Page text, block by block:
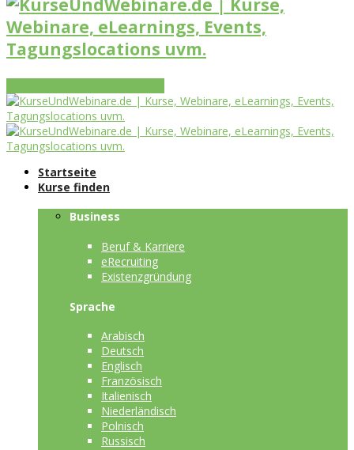
Startseite
Kurse finden
Business
Beruf & Karriere
eRecruiting
Existenzgründung
Sprache
Arabisch
Deutsch
Englisch
Französisch
Italienisch
Niederländisch
Polnisch
Russisch